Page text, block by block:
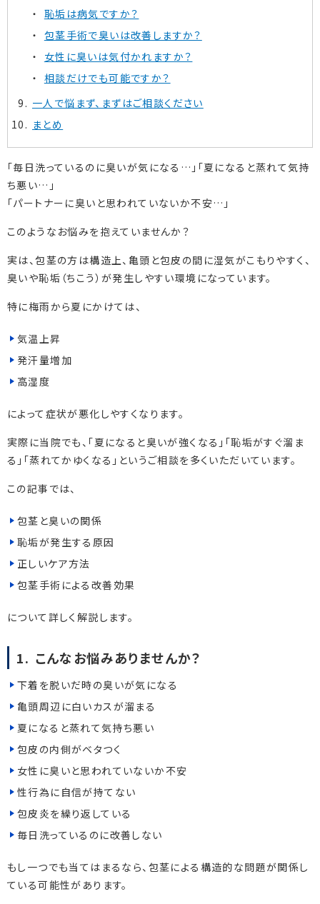
恥垢は病気ですか？
包茎手術で臭いは改善しますか？
女性に臭いは気付かれますか？
相談だけでも可能ですか？
一人で悩まず、まずはご相談ください
まとめ
「毎日洗っているのに臭いが気になる…」「夏になると蒸れて気持
ち悪い…」
「パートナーに臭いと思われていないか不安…」
このようなお悩みを抱えていませんか？
実は、包茎の方は構造上、亀頭と包皮の間に湿気がこもりやすく、
臭いや恥垢（ちこう）が発生しやすい環境になっています。
特に梅雨から夏にかけては、
気温上昇
発汗量増加
高湿度
によって症状が悪化しやすくなります。
実際に当院でも、「夏になると臭いが強くなる」「恥垢がすぐ溜ま
る」「蒸れてかゆくなる」というご相談を多くいただいています。
この記事では、
包茎と臭いの関係
恥垢が発生する原因
正しいケア方法
包茎手術による改善効果
について詳しく解説します。
1. こんなお悩みありませんか？
下着を脱いだ時の臭いが気になる
亀頭周辺に白いカスが溜まる
夏になると蒸れて気持ち悪い
包皮の内側がベタつく
女性に臭いと思われていないか不安
性行為に自信が持てない
包皮炎を繰り返している
毎日洗っているのに改善しない
もし一つでも当てはまるなら、包茎による構造的な問題が関係し
ている可能性があります。